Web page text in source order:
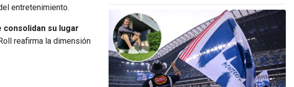
entretenimiento.
su lugar
reafirma la dimensión